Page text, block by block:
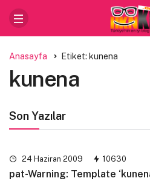
Anasayfa Etiket: kunena
kunena
Son Yazılar
24 Haziran 2009 10630
pat-Warning: Template